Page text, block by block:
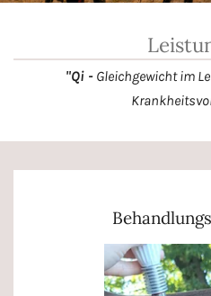
"Qi - Gleichgewicht im